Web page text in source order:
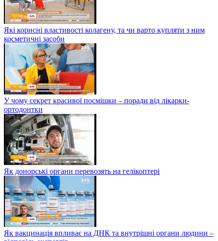
Які корисні властивості колагену, та чи варто купляти з ним
косметичні засоби
У чому секрет красивої посмішки – поради від лікарки-
ортодонтки
Як донорські органи перевозять на гелікоптері
Як вакцинація впливає на ДНК та внутрішні органи людини –